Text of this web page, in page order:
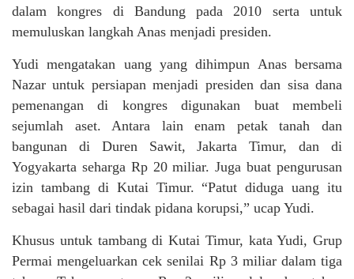
dalam kongres di Bandung pada 2010 serta untuk
memuluskan langkah Anas menjadi presiden.
Yudi mengatakan uang yang dihimpun Anas bersama
Nazar untuk persiapan menjadi presiden dan sisa dana
pemenangan di kongres digunakan buat membeli
sejumlah aset. Antara lain enam petak tanah dan
bangunan di Duren Sawit, Jakarta Timur, dan di
Yogyakarta seharga Rp 20 miliar. Juga buat pengurusan
izin tambang di Kutai Timur. “Patut diduga uang itu
sebagai hasil dari tindak pidana korupsi,” ucap Yudi.
Khusus untuk tambang di Kutai Timur, kata Yudi, Grup
Permai mengeluarkan cek senilai Rp 3 miliar dalam tiga